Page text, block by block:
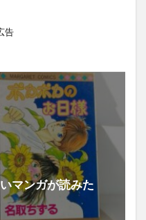
告
マンガが読みた